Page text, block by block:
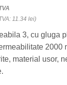
11.34 lei)
3, cu gluga
2000
material usor,